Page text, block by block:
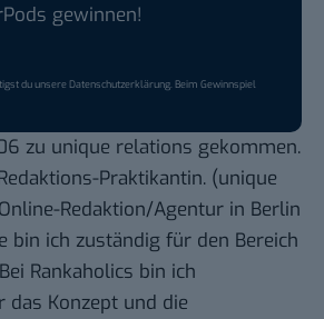
gewinnen!
du unsereDatenschutzerklärung. Beim Gewinnspiel
zu unique relations gekommen.
Praktikantin. (unique
Redaktion/Agentur in Berlin
bin ich zuständig für den Bereich
Rankaholics bin ich
Konzept und die